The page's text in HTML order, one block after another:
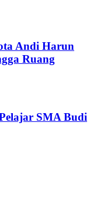
Andi Harun
Ruang
SMA Budi